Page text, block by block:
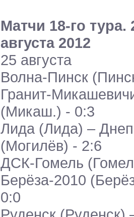
Матчи 18-го тура.
августа 2012
25 августа
Волна-Пинск
Гранит-
(Микаш.) - 0:3
Лида (Лида) –
(Могилёв) - 2:6
ДСК-Гомель
Берёза-2010
0:0